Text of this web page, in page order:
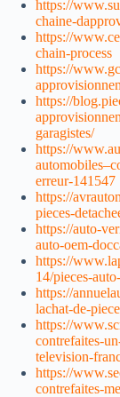
https://
chaine-
https://
chain-process
https://
https://
garagistes/
https://
erreur-141547
https://
pieces-
https://auto-
auto-oem-
https://
14/pieces-
https://
lachat-de-
https://
contrefaites-
television-
https://
contrefaites-